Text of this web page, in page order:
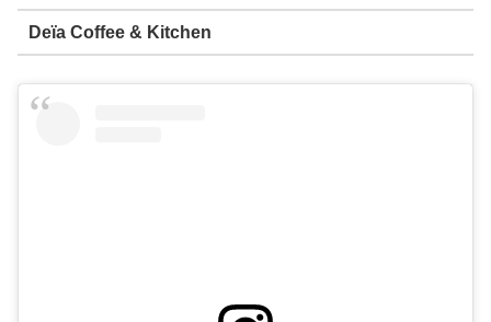
Deïa Coffee & Kitchen